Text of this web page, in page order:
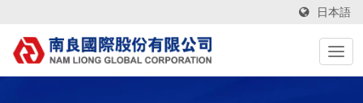
日本語